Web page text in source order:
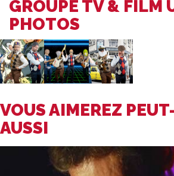
GROUPE TV & FILM
PHOTOS
VOUS AIMEREZ
AUSSI